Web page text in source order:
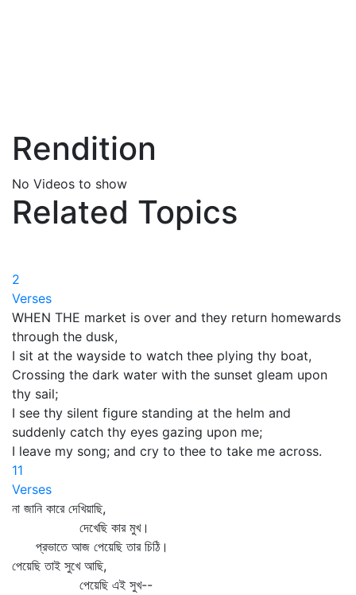
Rendition
No Videos to show
Related Topics
2
Verses
WHEN THE market is over and they return homewards
through the dusk,
I sit at the wayside to watch thee plying thy boat,
Crossing the dark water with the sunset gleam upon
thy sail;
I see thy silent figure standing at the helm and
suddenly catch thy eyes gazing upon me;
I leave my song; and cry to thee to take me across.
11
Verses
না জানি কারে দেখিয়াছি,
দেখেছি কার মুখ।
প্রভাতে আজ পেয়েছি তার চিঠি।
পেয়েছি তাই সুখে আছি,
পেয়েছি এই সুখ--